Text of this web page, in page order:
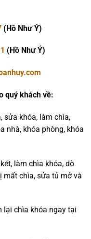
(Hồ Như Ý)
(Hồ Như Ý)
quý khách về:
sửa khóa, làm chìa,
nhà, khóa phòng, khóa
làm chìa khóa, dò
chìa, sửa tủ mở và
lại chìa khóa ngay tại